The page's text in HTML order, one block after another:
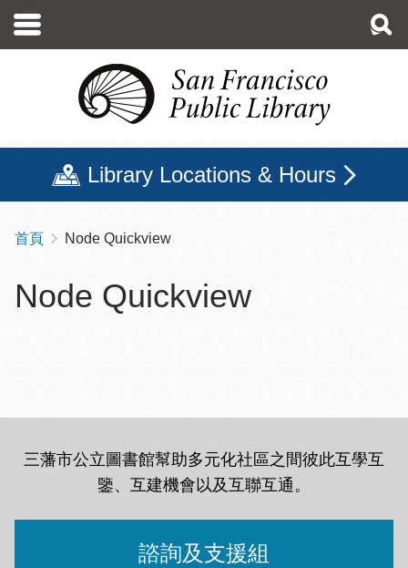
至
Library Locations & Hours
導
連
首頁 Node Quickview
Node Quickview
三藩市公立圖書館幫助多元化社區之間彼此互學互
鑒、互建機會以及互聯互通。
諮詢及支援組